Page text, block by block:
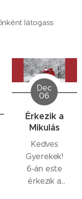
látogass
Dec
06
Érkezik a
Mikulás
Kedves
Gyerekek!
6-án este
érkezik a